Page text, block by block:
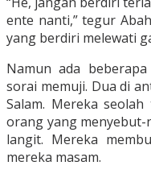
ente nanti,” tegur
yang berdiri melewati
Namun ada
sorai memuji. Dua di
Salam. Mereka
orang yang
langit. Mereka
mereka masam.